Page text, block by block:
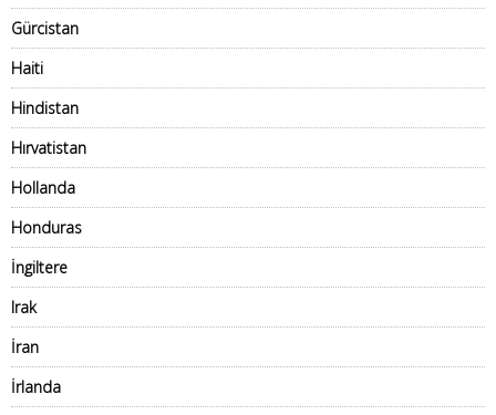
Gürcistan
Haiti
Hindistan
Hırvatistan
Hollanda
Honduras
İngiltere
Irak
İran
İrlanda